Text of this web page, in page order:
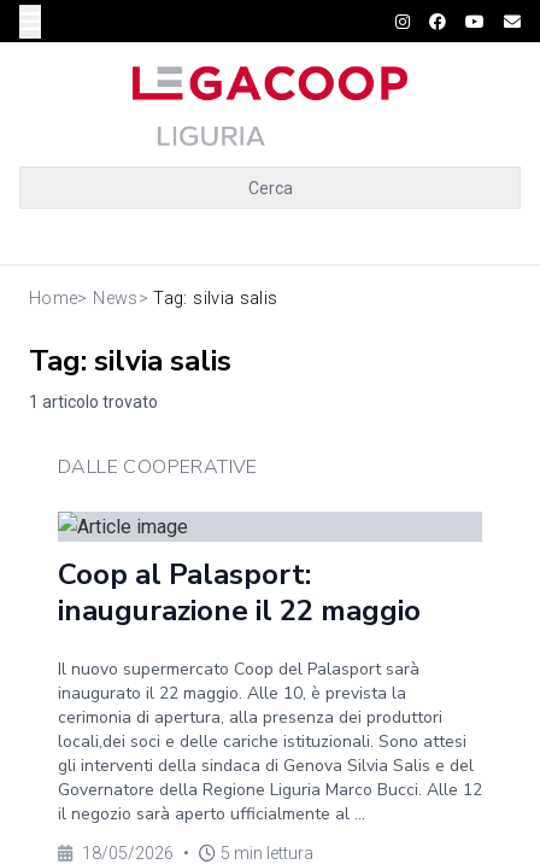
Cerca
Home> News> Tag: silvia salis
Tag: silvia salis
1 articolo trovato
DALLE COOPERATIVE
Coop al Palasport:
inaugurazione il 22 maggio
Il nuovo supermercato Coop del Palasport sarà
inaugurato il 22 maggio. Alle 10, è prevista la
cerimonia di apertura, alla presenza dei produttori
locali,dei soci e delle cariche istituzionali. Sono attesi
gli interventi della sindaca di Genova Silvia Salis e del
Governatore della Regione Liguria Marco Bucci. Alle 12
il negozio sarà aperto ufficialmente al ...
18/05/2026 • 5 min lettura